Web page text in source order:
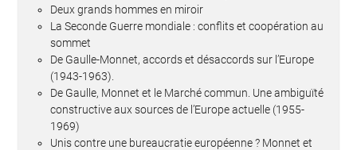
Deux grands hommes en miroir
La Seconde Guerre mondiale : conflits et coopération au
sommet
De Gaulle-Monnet, accords et désaccords sur l’Europe
(1943-1963).
De Gaulle, Monnet et le Marché commun. Une ambiguïté
constructive aux sources de l’Europe actuelle (1955-
1969)
Unis contre une bureaucratie européenne ? Monnet et